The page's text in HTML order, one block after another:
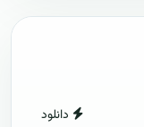
دانلود